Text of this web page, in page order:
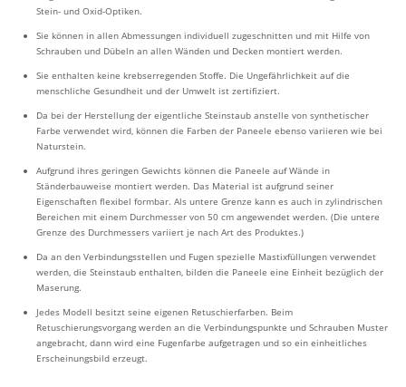
Stein- und Oxid-Optiken.
Sie können in allen Abmessungen individuell zugeschnitten und mit Hilfe von
Schrauben und Dübeln an allen Wänden und Decken montiert werden.
Sie enthalten keine krebserregenden Stoffe. Die Ungefährlichkeit auf die
menschliche Gesundheit und der Umwelt ist zertifiziert.
Da bei der Herstellung der eigentliche Steinstaub anstelle von synthetischer
Farbe verwendet wird, können die Farben der Paneele ebenso variieren wie bei
Naturstein.
Aufgrund ihres geringen Gewichts können die Paneele auf Wände in
Ständerbauweise montiert werden. Das Material ist aufgrund seiner
Eigenschaften flexibel formbar. Als untere Grenze kann es auch in zylindrischen
Bereichen mit einem Durchmesser von 50 cm angewendet werden. (Die untere
Grenze des Durchmessers variiert je nach Art des Produktes.)
Da an den Verbindungsstellen und Fugen spezielle Mastixfüllungen verwendet
werden, die Steinstaub enthalten, bilden die Paneele eine Einheit bezüglich der
Maserung.
Jedes Modell besitzt seine eigenen Retuschierfarben. Beim
Retuschierungsvorgang werden an die Verbindungspunkte und Schrauben Muster
angebracht, dann wird eine Fugenfarbe aufgetragen und so ein einheitliches
Erscheinungsbild erzeugt.